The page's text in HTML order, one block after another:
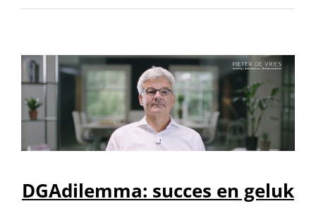
DGAdilemma: succes en geluk